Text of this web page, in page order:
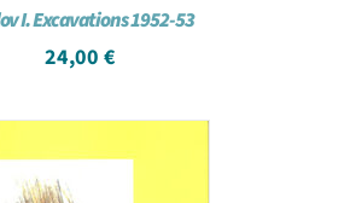
I. Excavations 1952-53
24,00 €